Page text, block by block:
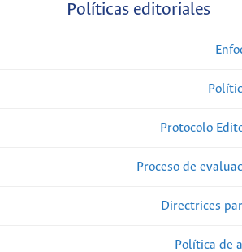
Políticas editoriales
Protocolo
Proceso de
Directrices
Política de